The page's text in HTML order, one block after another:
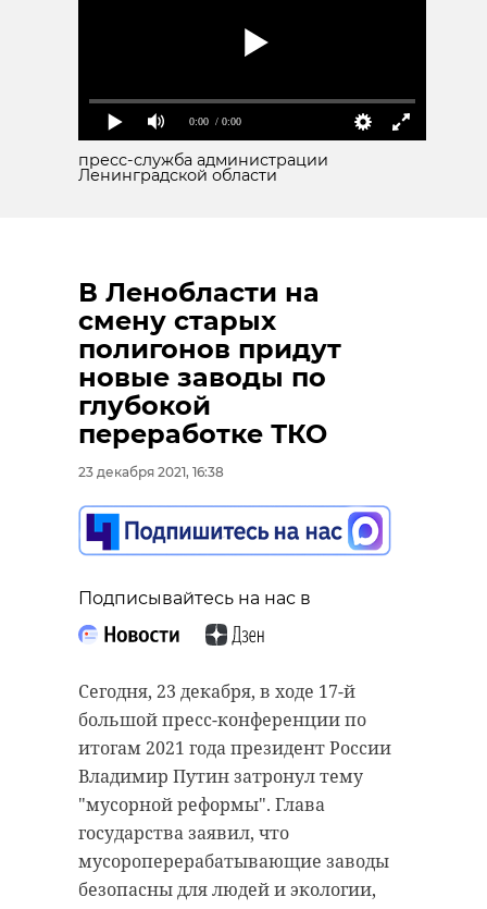
0:00 / 0:00
пресс-служба администрации
Ленинградской области
В Ленобласти на
смену старых
полигонов придут
новые заводы по
глубокой
переработке ТКО
23 декабря 2021, 16:38
Подписывайтесь на нас в
Сегодня, 23 декабря, в ходе 17-й
большой пресс-конференции по
итогам 2021 года президент России
Владимир Путин затронул тему
"мусорной реформы". Глава
государства заявил, что
мусороперерабатывающие заводы
безопасны для людей и экологии,